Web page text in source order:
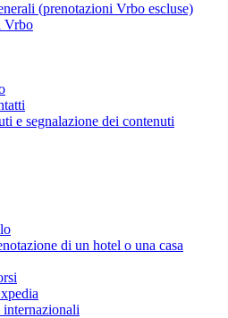
(prenotazioni Vrbo escluse)
Vrbo
e segnalazione dei contenuti
di un hotel o una casa